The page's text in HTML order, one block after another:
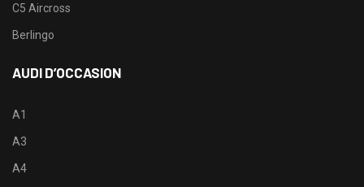
C5 Aircross
Berlingo
AUDI D’OCCASION
A1
A3
A4